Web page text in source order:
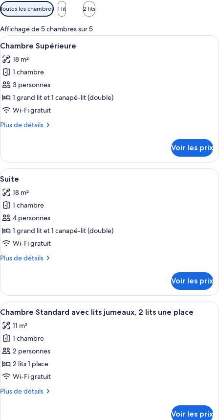
Filtres
disponibles
pour
les
chambres
Toutes les chambres 1 lit 2 lits
Affichage de 5 chambres sur 5
Afficher
toutes
les
photos
pour
ce
type
chambre :
Une chambre à coucher
4
Chambre Supérieure
18 m²
1 chambre
3 personnes
1 grand lit et 1 canapé-lit (double)
Wi-Fi gratuit
Plus de détails
Plus
le
type
de
Chambre
Supérieure
Voir les prix
Afficher
toutes
les
photos
pour
ce
type
chambre :
Une chambre d’hôtel comprenant
5
Suite
18 m²
1 chambre
4 personnes
1 grand lit et 1 canapé-lit (double)
Wi-Fi gratuit
Plus de détails
Plus
le
type
de
Suite
Voir les prix
Afficher
toutes
les
photos
pour
ce
type
chambre :
Une chambre d’hôtel avec deux lits,
4
Chambre Standard avec lits jumeaux, 2 lits une place
11 m²
1 chambre
2 personnes
2 lits 1 place
Wi-Fi gratuit
Plus de détails
Plus
Voir les prix